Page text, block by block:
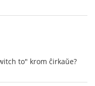
to" krom ĉirkaŭe?